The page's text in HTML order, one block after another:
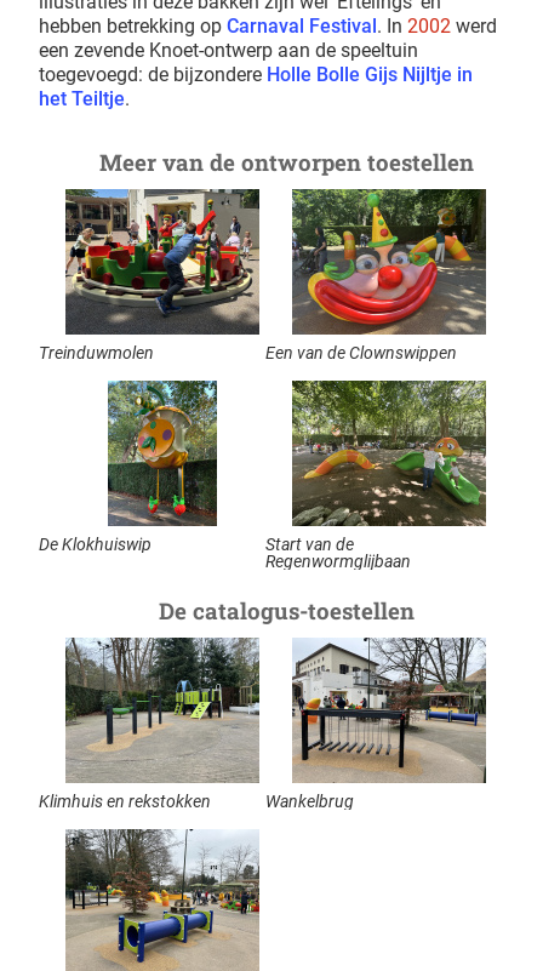
hebben betrekking op Carnaval Festival. In 2002 werd
een zevende Knoet-ontwerp aan de speeltuin
toegevoegd: de bijzondere Holle Bolle Gijs Nijltje in
het Teiltje.
Meer van de ontworpen toestellen
Treinduwmolen Een van de Clownswippen
De Klokhuiswip
Start van de
Regenwormglijbaan
De catalogus-toestellen
Klimhuis en rekstokken Wankelbrug